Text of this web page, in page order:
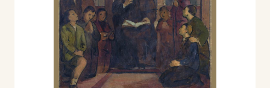
di figure, tutte ritratte dal vero); a Priocca d'Alba;
a Lucinasco; a Tiglieto; a Verolengo; a Repergo; la
grande vela centrale nella chiesa di San
Francesco d'Assisi ad Altessano; la cattedrale di